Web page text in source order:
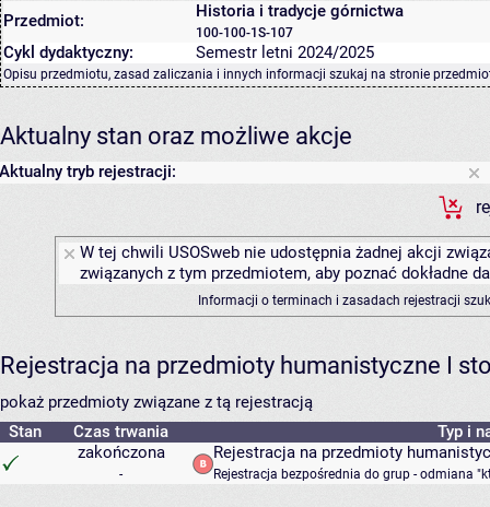
Przedmiot: Historia i tradycje górnictwa
100-100-1S-107
Cykl dydaktyczny: Semestr letni 2024/2025
Opisu przedmiotu, zasad zaliczania i innych informacji szukaj na stronie
Aktualny stan oraz możliwe akcje
Aktualny tryb rejestracji:
W tej chwili USOSweb nie udostępnia żadnej akcji
związanych z tym przedmiotem, aby poznać dokładne
Informacji o terminach i zasadach rejestracji
Rejestracja na przedmioty humanistyczne I
pokaż przedmioty związane z tą rejestracją
Stan
Czas trwania
Typ i
zakończona
-
Rejestracja na przedmioty
Rejestracja bezpośrednia do grup - odmiana